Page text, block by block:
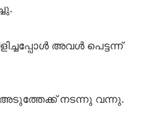
അവൾ പെട്ടന്ന്
നടന്നു വന്നു.